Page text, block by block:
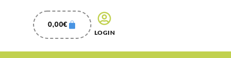
0,00€
LOGIN